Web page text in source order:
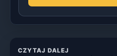
CZYTAJ DALEJ